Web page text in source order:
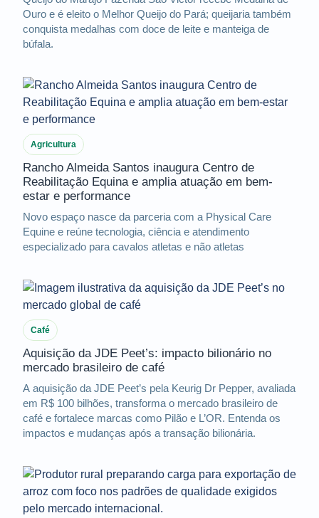
Ouro e é eleito o Melhor Queijo do Pará; queijaria também
conquista medalhas com doce de leite e manteiga de
búfala.
Agricultura
Rancho Almeida Santos inaugura Centro de
Reabilitação Equina e amplia atuação em bem-
estar e performance
Novo espaço nasce da parceria com a Physical Care
Equine e reúne tecnologia, ciência e atendimento
especializado para cavalos atletas e não atletas
Café
Aquisição da JDE Peet’s: impacto bilionário no
mercado brasileiro de café
A aquisição da JDE Peet’s pela Keurig Dr Pepper, avaliada
em R$ 100 bilhões, transforma o mercado brasileiro de
café e fortalece marcas como Pilão e L’OR. Entenda os
impactos e mudanças após a transação bilionária.